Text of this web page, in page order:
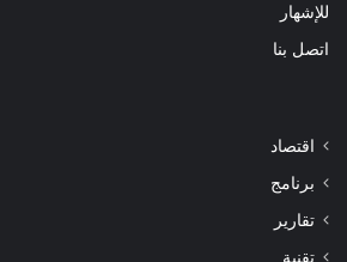
للإشهار
اتصل بنا
اقتصاد
برنامج
تقارير
تقنية